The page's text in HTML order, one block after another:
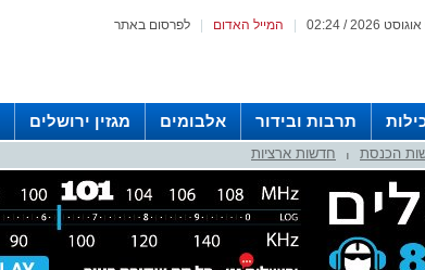
לפרסום באתר המייל האדום
תרבות ובידור אלבומים מגזין ירושלים
רדיו ירושלים
הכנסת חדשות ארציות